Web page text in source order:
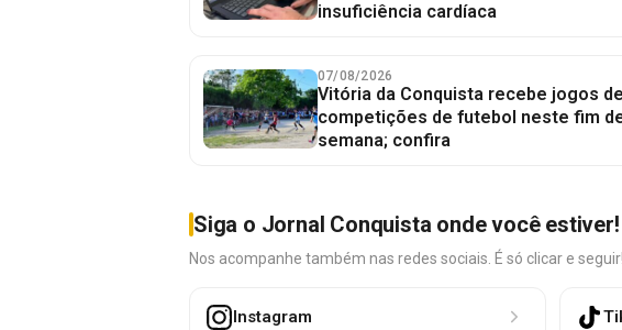
insuficiência cardíaca
07/08/2026
Vitória da Conquista recebe jogos
competições de futebol neste fim
semana; confira
Siga o Jornal Conquista onde você estiver!
Nos acompanhe também nas redes sociais. É só clicar e seguir!
Instagram